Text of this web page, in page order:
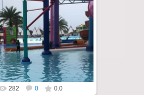
23.10.2022
Pictures Aquaverse - новый
аквапарк в Паттайе.
в октябре 2022 после
и смены...
Thai-Online
282 0 0.0